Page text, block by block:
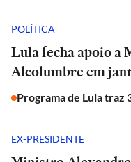
POLÍTICA
Lula fecha apoio a
Alcolumbre em
Programa de Lula traz
EX-PRESIDENTE